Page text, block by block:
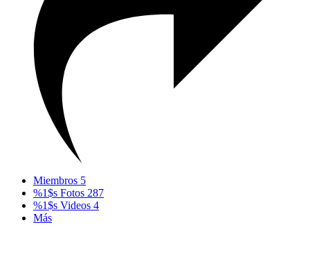
Miembros 5
%1$s Fotos 287
%1$s Videos 4
Más